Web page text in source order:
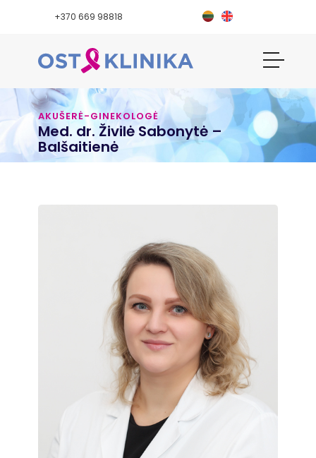
+370 669 98818
AKUŠERĖ-GINEKOLOGĖ
Med. dr. Živilė Sabonytė –
Balšaitienė